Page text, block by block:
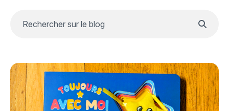
Rechercher sur le blog
Featured